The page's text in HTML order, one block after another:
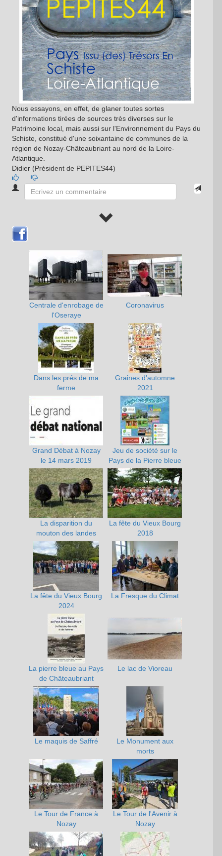
Nous essayons, en effet, de glaner toutes sortes
d'informations tirées de sources très diverses sur le
Patrimoine local, mais aussi sur l'Environnement du Pays du
Schiste, constitué d'une soixantaine de communes de la
région de Nozay-Châteaubriant au nord de la Loire-
Atlantique.
Didier (Président de PEPITES44)
Centrale d'enrobage de
l'Oseraye
Coronavirus
Dans les prés de ma
ferme
Graines d'automne
2021
Grand Débat à Nozay
le 14 mars 2019
Jeu de société sur le
Pays de la Pierre bleue
La disparition du
mouton des landes
La fête du Vieux Bourg
2018
La fête du Vieux Bourg
2024
La Fresque du Climat
La pierre bleue au Pays
de Châteaubriant
Le lac de Vioreau
Le maquis de Saffré
Le Monument aux
morts
Le Tour de France à
Nozay
Le Tour de l'Avenir à
Nozay